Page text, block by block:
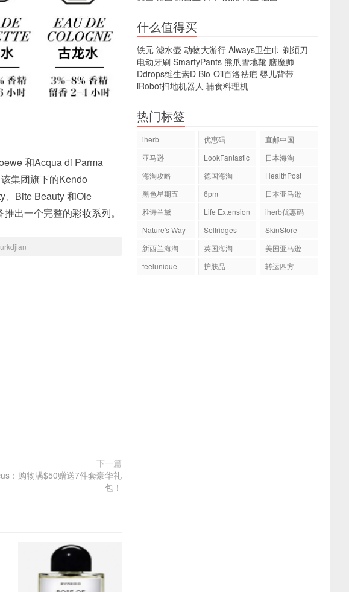
和Acqua di Parma
集团旗下的Kendo
、Bite Beauty 和Ole
出一个完整的彩妆系列。
下一篇
：购物满$50赠送7件套豪华礼
包！
什么值得买
铁元 滤水壶 动物大游行 Always卫生巾 剃须刀
电动牙刷 SmartyPants 熊爪雪地靴 膳魔师
Ddrops维生素D Bio-Oil百洛祛疤 婴儿背带
iRobot扫地机器人 辅食料理机
热门标签
iherb 优惠码
直邮中国
亚马逊
LookFantastic
日本海淘
海淘攻略
德国海淘
HealthPost
黑色星期五
6pm
日本亚马逊
雅诗兰黛
Life Extension
iherb优惠码
Nature's Way
Selfridges
SkinStore
新西兰海淘
英国海淘
美国亚马逊
feelunique
护肤品 转运四方